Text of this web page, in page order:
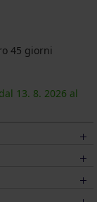
45 giorni
13. 8. 2026 al